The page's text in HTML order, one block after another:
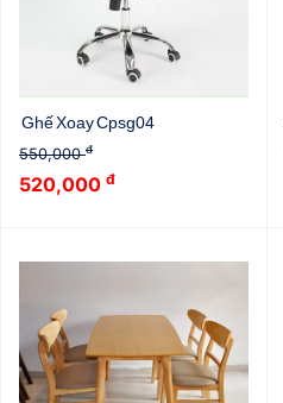
Ghế Xoay Cpsg04
550,000đ
520,000 đ